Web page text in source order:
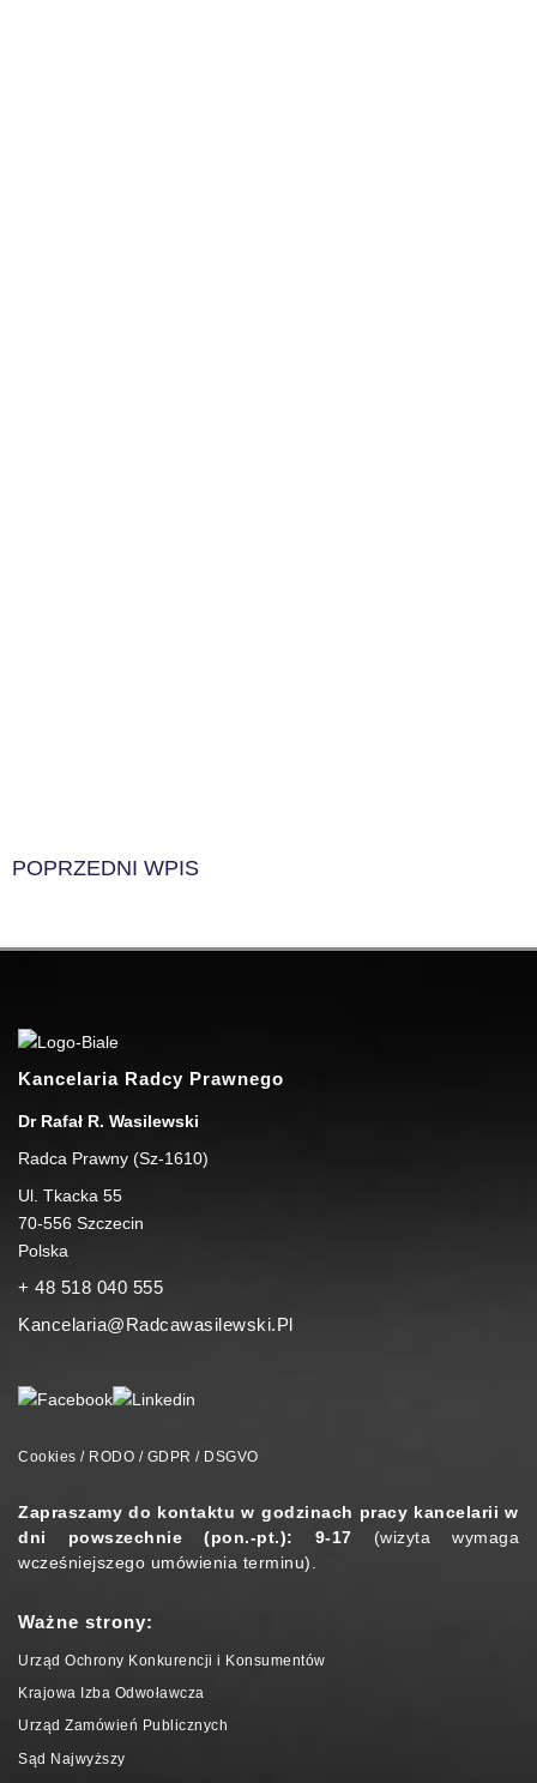
POPRZEDNI WPIS
Kancelaria Radcy Prawnego
Dr Rafał R. Wasilewski
Radca Prawny (Sz-1610)
Ul. Tkacka 55
70-556 Szczecin
Polska
+ 48 518 040 555
Kancelaria@radcawasilewski.pl
Cookies / RODO / GDPR / DSGVO
Zapraszamy do kontaktu w godzinach pracy kancelarii w
dni powszechnie (pon.-pt.): 9-17 (wizyta wymaga
wcześniejszego umówienia terminu).
Ważne strony:
Urząd Ochrony Konkurencji i Konsumentów
Krajowa Izba Odwoławcza
Urząd Zamówień Publicznych
Sąd Najwyższy